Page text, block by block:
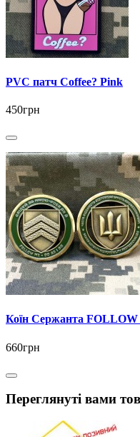
PVC патч Coffee? Pink
450грн
Коїн Сержанта
660грн
Переглянуті вами